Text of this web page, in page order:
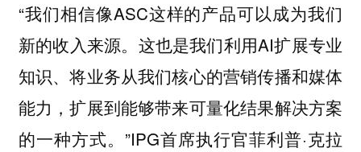
“我们相信像ASC这样的产品可以成为我们
新的收入来源。这也是我们利用AI扩展专业
知识、将业务从我们核心的营销传播和媒体
能力，扩展到能够带来可量化结果解决方案
的一种方式。”IPG首席执行官菲利普·克拉